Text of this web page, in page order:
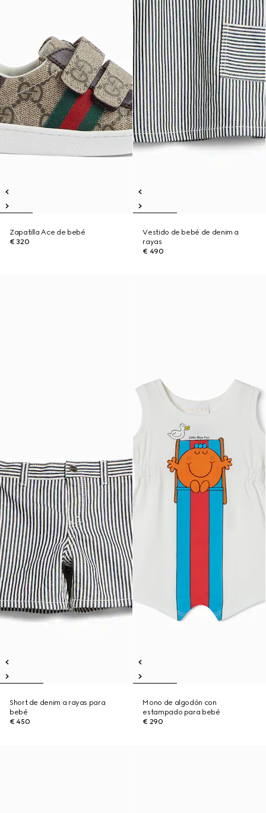
Zapatilla Ace de bebé
€ 320
Vestido de bebé de denim a
rayas
€ 490
Short de denim a rayas para
bebé
€ 450
Mono de algodón con
estampado para bebé
€ 290